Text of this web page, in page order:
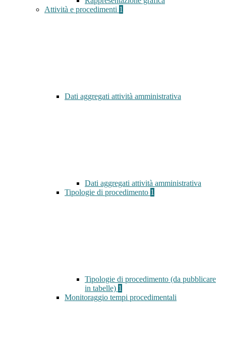
Attività e procedimenti 1
Dati aggregati attività amministrativa
Dati aggregati attività amministrativa
Tipologie di procedimento 1
Tipologie di procedimento (da pubblicare
in tabelle) 1
Monitoraggio tempi procedimentali